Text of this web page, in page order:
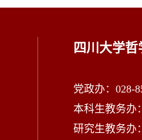
四川大学哲
党政办：028-
本科生教务办
研究生教务办